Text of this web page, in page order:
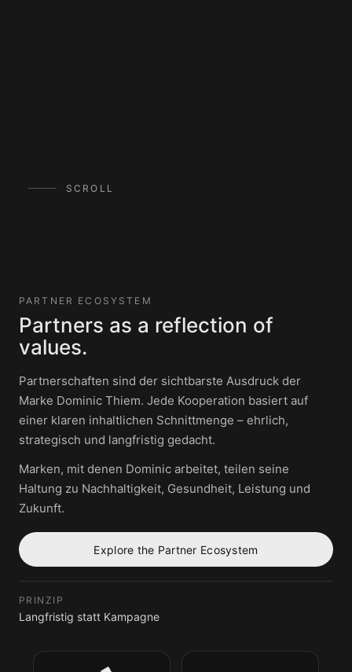
SCROLL
PARTNER ECOSYSTEM
Partners as a reflection of
values.
Partnerschaften sind der sichtbarste Ausdruck der
Marke Dominic Thiem. Jede Kooperation basiert auf
einer klaren inhaltlichen Schnittmenge – ehrlich,
strategisch und langfristig gedacht.
Marken, mit denen Dominic arbeitet, teilen seine
Haltung zu Nachhaltigkeit, Gesundheit, Leistung und
Zukunft.
Explore the Partner Ecosystem
PRINZIP
Langfristig statt Kampagne